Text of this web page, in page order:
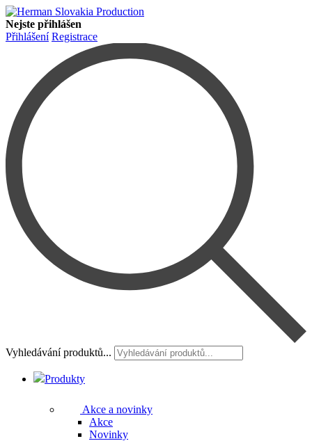
Nejste přihlášen
Přihlášení Registrace
Vyhledávání produktů...
Produkty
Akce a novinky
Akce
Novinky